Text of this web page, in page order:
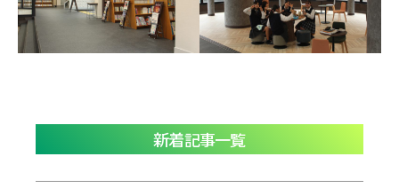
新着記事一覧